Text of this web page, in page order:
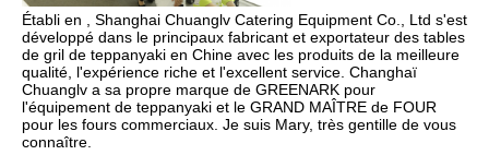
Établi en , Shanghai Chuanglv Catering Equipment Co., Ltd s'est
développé dans le principaux fabricant et exportateur des tables
de gril de teppanyaki en Chine avec les produits de la meilleure
qualité, l'expérience riche et l'excellent service. Changhaï
Chuanglv a sa propre marque de GREENARK pour
l'équipement de teppanyaki et le GRAND MAÎTRE de FOUR
pour les fours commerciaux. Je suis Mary, très gentille de vous
connaître.